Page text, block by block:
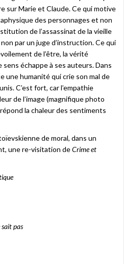
sur Marie et Claude. Ce qui motive
des personnages et non
de l’assassinat de la vieille
par un juge d’instruction. Ce qui
de l’être, la vérité
échappe à ses auteurs. Dans
une humanité qui crie son mal de
C’est fort, car l’empathie
de l’image (magnifique photo
la chaleur des sentiments
de moral, dans un
une re-visitation deCrime et
pas